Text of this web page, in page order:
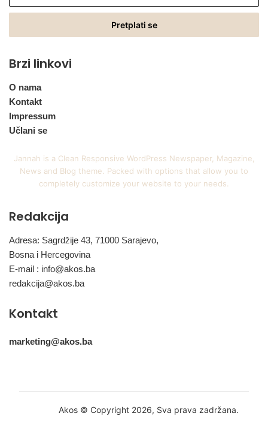
Email
Brzi linkovi
O nama
Kontakt
Impressum
Učlani se
Jannah is a Clean Responsive WordPress Newspaper, Magazine,
News and Blog theme. Packed with options that allow you to
completely customize your website to your needs.
Redakcija
Adresa: Sagrdžije 43, 71000 Sarajevo,
Bosna i Hercegovina
E-mail : info@akos.ba
redakcija@akos.ba
Kontakt
marketing@akos.ba
Akos © Copyright 2026, Sva prava zadržana.